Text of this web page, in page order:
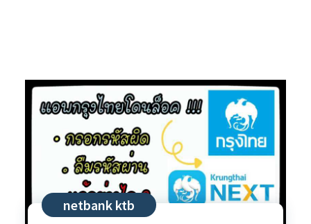
netbank ktb